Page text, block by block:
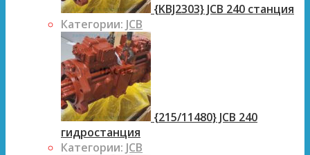
{KBJ2303} JCB 240 станция
Категории: JCB
{215/11480} JCB 240
гидростанция
Категории: JCB